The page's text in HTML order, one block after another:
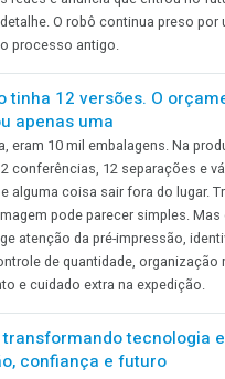
paralela. Na TI, aquele
Muda o setor, mas a
Todo mundo quer
precise mudar
A empresa compra um
publica nas redes e
existe um detalhe. O
corrente ao processo
O pedido tinha 12
enxergou apenas
Na planilha, eram 10 mil